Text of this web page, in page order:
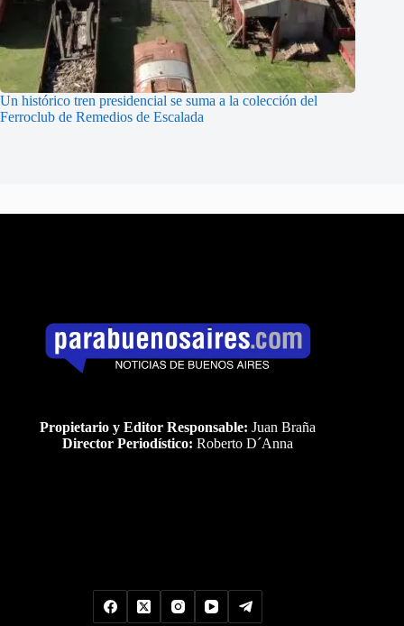
Un histórico tren presidencial se suma a la colección del
Ferroclub de Remedios de Escalada
Propietario y Editor Responsable: Juan Braña
Director Periodístico: Roberto D´Anna